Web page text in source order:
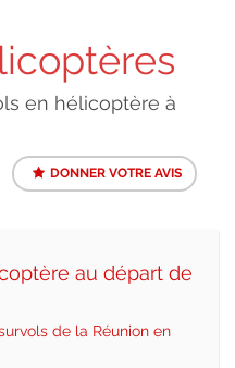
en hélicoptère à
DONNER VOTRE AVIS
au départ de
de la Réunion en